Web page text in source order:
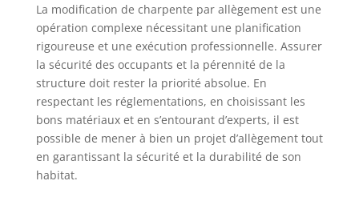
La modification de charpente par allègement est une
opération complexe nécessitant une planification
rigoureuse et une exécution professionnelle. Assurer
la sécurité des occupants et la pérennité de la
structure doit rester la priorité absolue. En
respectant les réglementations, en choisissant les
bons matériaux et en s’entourant d’experts, il est
possible de mener à bien un projet d’allègement tout
en garantissant la sécurité et la durabilité de son
habitat.